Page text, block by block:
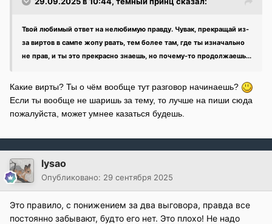
Твой любимый ответ на нелюбимую правду. Чувак, прекращай из-
за виртов в сампе жопу рвать, тем более там, где ты изначально
не прав, и ты это прекрасно знаешь, но почему-то продолжаешь...
Какие вирты? Ты о чём вообще тут разговор начинаешь?
Если ты вообще не шаришь за тему, то лучше на пиши сюда
пожалуйста, может умнее казаться будешь.
lysao
Опубликовано: 29 сентября 2025
Это правило, с понижением за два выговора, правда все
постоянно забывают, будто его нет. Это плохо! Не надо